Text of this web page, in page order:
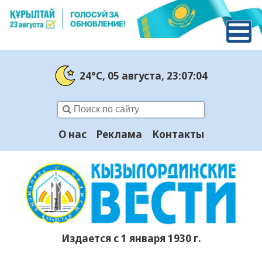
24°C, 05 августа, 23:07:05
О нас Реклама Контакты
Издается с 1 января 1930 г.